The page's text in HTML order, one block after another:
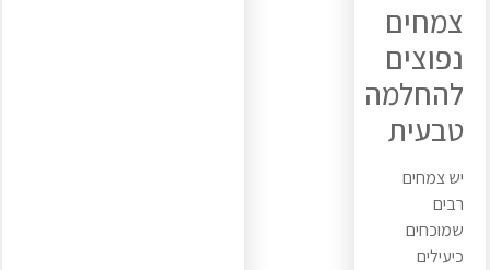
צמחים
נפוצים
להחלמה
טבעית
יש צמחים
רבים
שמוכחים
כיעילים